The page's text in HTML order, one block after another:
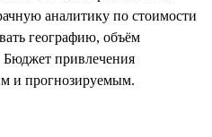
аналитику по стоимости
географию, объём
Бюджет привлечения
и прогнозируемым.